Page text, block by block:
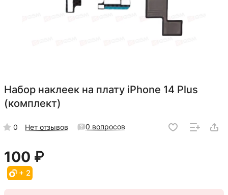
Набор наклеек на плату iPhone 14 Plus
(комплект)
0 Нет отзывов 0 вопросов
100 ₽
+ 2